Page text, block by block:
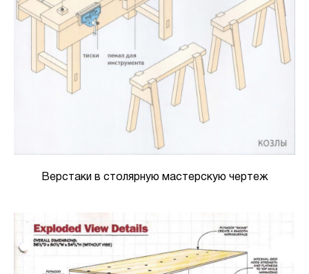
Верстаки в столярную мастерскую чертеж